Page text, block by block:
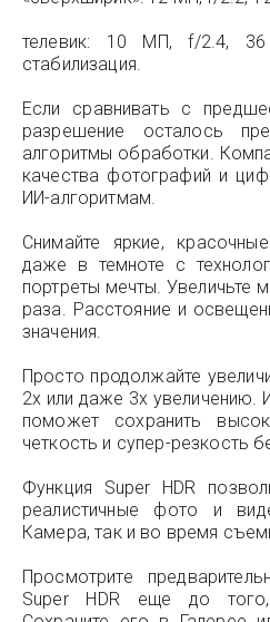
телевик: 10 МП, f/2.4, 36
стабилизация.
Если сравнивать с
разрешение осталось
алгоритмы обработки.
качества фотографий и
ИИ-алгоритмам.
Снимайте яркие,
даже в темноте с
портреты мечты. Увеличьте
раза. Расстояние и
значения.
Просто продолжайте
2x или даже 3x увеличению.
поможет сохранить
четкость и супер-резкость
Функция Super HDR
реалистичные фото и
Камера, так и во время
Просмотрите
Super HDR еще до